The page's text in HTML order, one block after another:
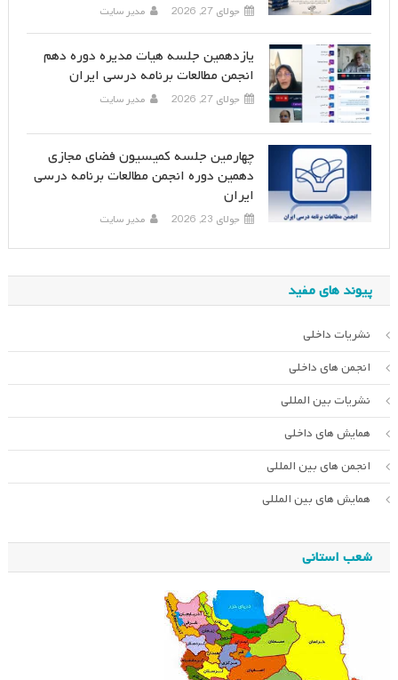
جولای 27, 2026 مدیر سایت
یازدهمین جلسه هیات مدیره دوره دهم
انجمن مطالعات برنامه درسی ایران
جولای 27, 2026 مدیر سایت
چهارمین جلسه کمیسیون فضای مجازی
دهمین دوره انجمن مطالعات برنامه درسی
ایران
جولای 23, 2026 مدیر سایت
پیوند های مفید
نشریات داخلی
انجمن های داخلی
نشریات بین المللی
همایش های داخلی
انجمن های بین المللی
همایش های بین المللی
شعب استانی